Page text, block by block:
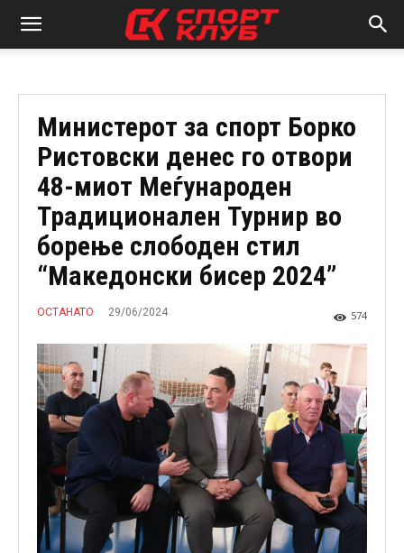
Министерот за спорт Борко
Ристовски денес го отвори
48-миот Меѓународен
Традиционален Турнир во
борење слободен стил
“Македонски бисер 2024”
ОСТАНАТО 29/06/2024 574